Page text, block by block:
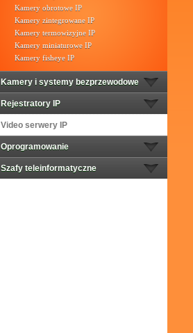
Kamery obrotowe IP
Kamery zintegrowane IP
Kamery termowizyjne IP
Kamery miniaturowe IP
Kamery fisheye IP
Kamery i systemy bezprzewodowe
Rejestratory IP
Video serwery IP
Oprogramowanie
Szafy teleinformatyczne